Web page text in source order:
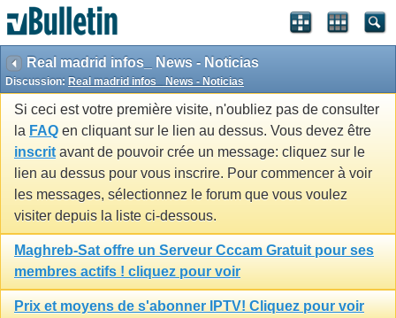
Real madrid infos_ News - Noticias
Discussion: Real madrid infos_ News - Noticias
Si ceci est votre première visite, n'oubliez pas de consulter
la FAQ en cliquant sur le lien au dessus. Vous devez être
inscrit avant de pouvoir crée un message: cliquez sur le
lien au dessus pour vous inscrire. Pour commencer à voir
les messages, sélectionnez le forum que vous voulez
visiter depuis la liste ci-dessous.
Maghreb-Sat offre un Serveur Cccam Gratuit pour ses
membres actifs ! cliquez pour voir
Prix et moyens de s'abonner IPTV! Cliquez pour voir